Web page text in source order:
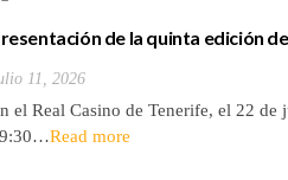
de la quinta edición
11, 2026
el Real Casino de Tenerife, el 22 de
Read more